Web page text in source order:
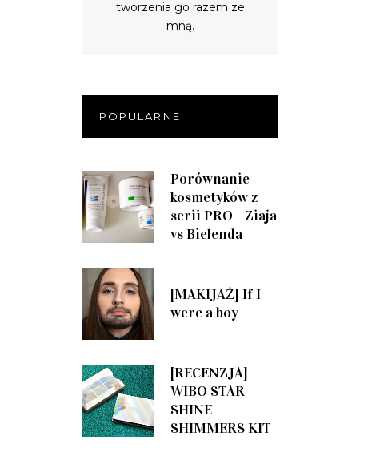
tworzenia go razem ze
mną.
POPULARNE
Porównanie
kosmetyków z
serii PRO - Ziaja
vs Bielenda
[MAKIJAŻ] If I
were a boy
[RECENZJA]
WIBO STAR
SHINE
SHIMMERS KIT